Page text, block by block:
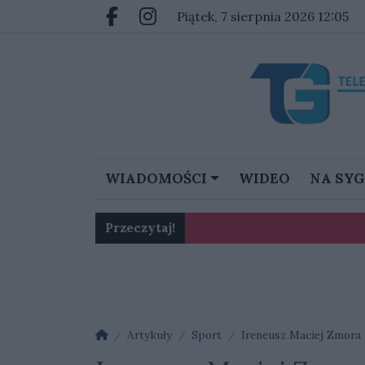
Przejdź do głównych treści
Przejdź do głównego menu
Facebook.com
Instagram.com
piątek, 7 sierpnia 2026 12:05
WIADOMOŚCI WIDEO NA
Przeczytaj!
Strona główna
Artykuły Sport Ireneusz Maciej